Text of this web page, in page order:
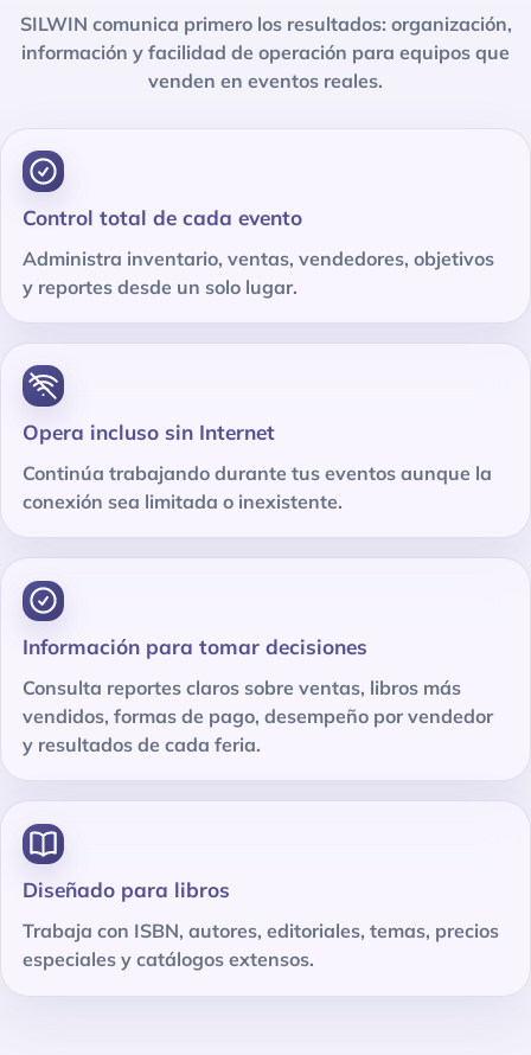
SILWIN comunica primero los resultados: organización,
información y facilidad de operación para equipos que
venden en eventos reales.
Control total de cada evento
Administra inventario, ventas, vendedores, objetivos
y reportes desde un solo lugar.
Opera incluso sin Internet
Continúa trabajando durante tus eventos aunque la
conexión sea limitada o inexistente.
Información para tomar decisiones
Consulta reportes claros sobre ventas, libros más
vendidos, formas de pago, desempeño por vendedor
y resultados de cada feria.
Diseñado para libros
Trabaja con ISBN, autores, editoriales, temas, precios
especiales y catálogos extensos.